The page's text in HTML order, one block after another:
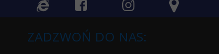
ZADZWOŃ DO NAS: